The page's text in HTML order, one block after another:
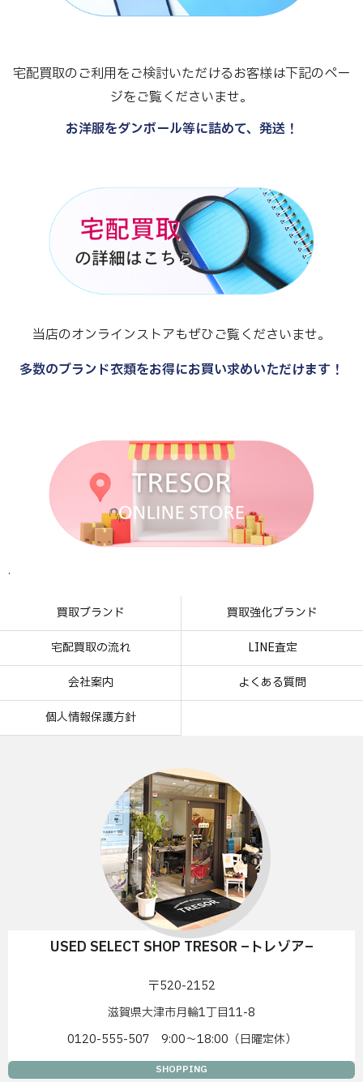
宅配買取のご利用をご検討いただけるお客様は下記のペー
ジをご覧くださいませ。
お洋服をダンボール等に詰めて、発送！
当店のオンラインストアもぜひご覧くださいませ。
多数のブランド衣類をお得にお買い求めいただけます！
.
買取ブランド 買取強化ブランド
宅配買取の流れ LINE査定
会社案内 よくある質問
個人情報保護方針
USED SELECT SHOP TRESOR –トレゾア–
〒520-2152
滋賀県大津市月輪1丁目11-8
0120-555-507 9:00〜18:00（日曜定休）
SHOPPING